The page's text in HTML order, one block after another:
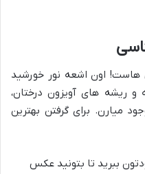
اون اشعه نور خورشید
ریشه های آویزون درختان،
میارن. برای گرفتن بهترین
ببرید تا بتونید عکس